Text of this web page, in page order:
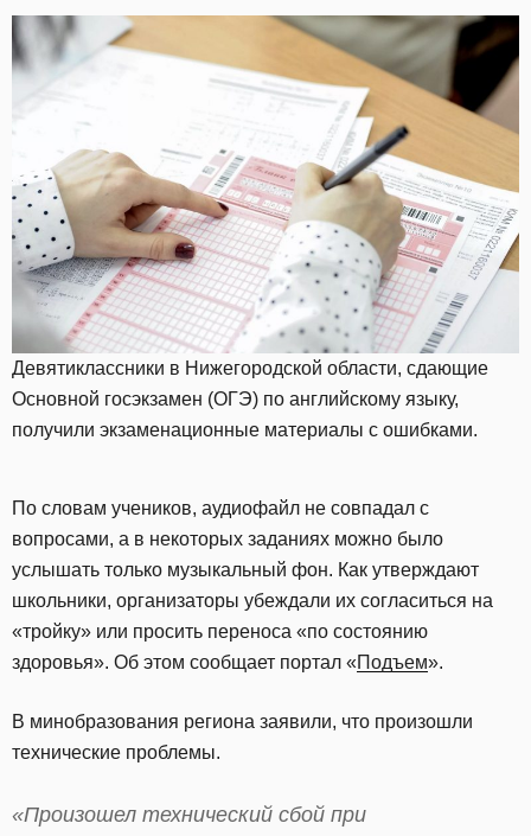
Девятиклассники в Нижегородской области, сдающие
Основной госэкзамен (ОГЭ) по английскому языку,
получили экзаменационные материалы с ошибками.
По словам учеников, аудиофайл не совпадал с
вопросами, а в некоторых заданиях можно было
услышать только музыкальный фон. Как утверждают
школьники, организаторы убеждали их согласиться на
«тройку» или просить переноса «по состоянию
здоровья». Об этом сообщает портал «Подъем».
В минобразования региона заявили, что произошли
технические проблемы.
«Произошел технический сбой при